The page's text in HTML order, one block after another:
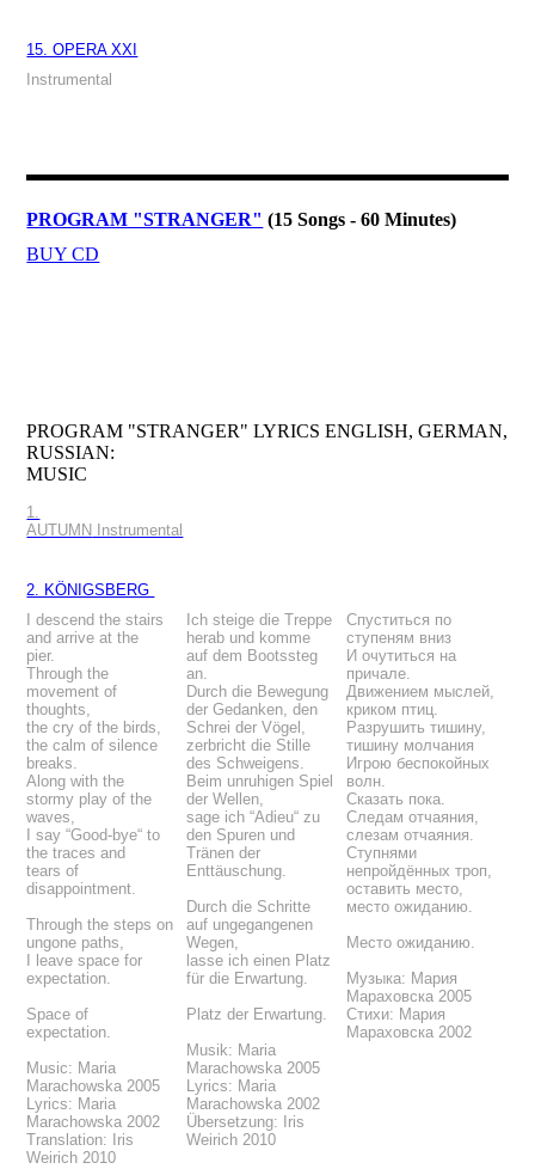
15. OPERA XXI
Instrumental
PROGRAM "STRANGER" (15 Songs - 60 Minutes)
BUY CD
PROGRAM "STRANGER" LYRICS ENGLISH, GERMAN,
RUSSIAN:
MUSIC
1.
AUTUMN Instrumental
2. KÖNIGSBERG
I descend the stairs
and arrive at the
pier.
Through the
movement of
thoughts,
the cry of the birds,
the calm of silence
breaks.
Along with the
stormy play of the
waves,
I say “Good-bye“ to
the traces and
tears of
disappointment.
Through the steps on
ungone paths,
I leave space for
expectation.
Space of
expectation.
Music: Maria
Marachowska 2005
Lyrics: Maria
Marachowska 2002
Translation: Iris
Weirich 2010
Ich steige die Treppe
herab und komme
auf dem Bootssteg
an.
Durch die Bewegung
der Gedanken, den
Schrei der Vögel,
zerbricht die Stille
des Schweigens.
Beim unruhigen Spiel
der Wellen,
sage ich “Adieu“ zu
den Spuren und
Tränen der
Enttäuschung.
Durch die Schritte
auf ungegangenen
Wegen,
lasse ich einen Platz
für die Erwartung.
Platz der Erwartung.
Musik: Maria
Marachowska 2005
Lyrics: Maria
Marachowska 2002
Übersetzung: Iris
Weirich 2010
Спуститься по
ступеням вниз
И очутиться на
причале.
Движением мыслей,
криком птиц.
Разрушить тишину,
тишину молчания
Игрою беспокойных
волн.
Сказать пока.
Следам отчаяния,
слезам отчаяния.
Ступнями
непройдённых троп,
оставить место,
место ожиданию.
Место ожиданию.
Музыка: Мария
Мараховска 2005
Стихи: Мария
Мараховска 2002